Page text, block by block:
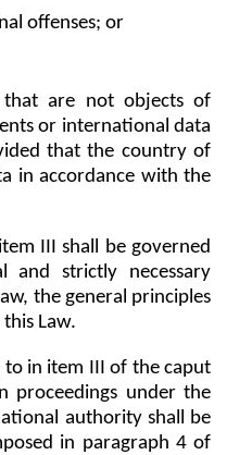
offenses; or
that are not objects of
or international data
that the country of
in accordance with the
III shall be governed
and strictly necessary
the general principles
Law.
to in item III of the caput
proceedings under the
authority shall be
in paragraph 4 of